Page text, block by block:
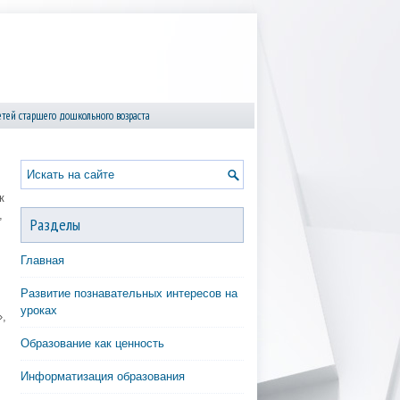
старшего дошкольного возраста
Разделы
Главная
Развитие познавательных интересов на
уроках
Образование как ценность
Информатизация образования